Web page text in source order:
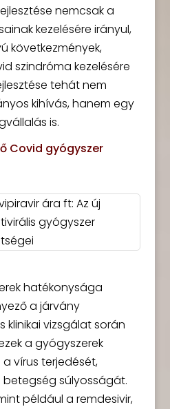
nemcsak a
kezelésére irányul,
következmények,
szindróma kezelésére
tehát nem
kihívás, hanem egy
is.
Covid gyógyszer
ára ft: Az új
gyógyszer
hatékonysága
a járvány
klinikai vizsgálat során
a gyógyszerek
vírus terjedését,
súlyosságát.
például a remdesivir,